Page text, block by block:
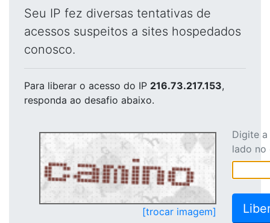
Seu IP fez diversas tentativas de
acessos suspeitos a sites hospedados
conosco.
Para liberar o acesso do IP 216.73.217.153,
responda ao desafio abaixo.
[trocar imagem]
Digite
lado no